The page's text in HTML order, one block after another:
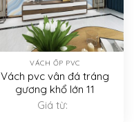
VÁCH ỐP PVC
Vách pvc vân đá tráng
gương khổ lớn 11
Giá từ: